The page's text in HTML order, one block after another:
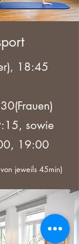
18:45
sowie
19:00
jeweils 45min)